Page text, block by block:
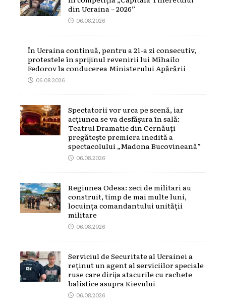
din Ucraina – 2026”
06.08.2026
În Ucraina continuă, pentru a 21-a zi consecutiv,
protestele în sprijinul revenirii lui Mîhailo
Fedorov la conducerea Ministerului Apărării
06.08.2026
Spectatorii vor urca pe scenă, iar
acțiunea se va desfășura în sală:
Teatrul Dramatic din Cernăuți
pregătește premiera inedită a
spectacolului „Madona Bucovineană”
06.08.2026
Regiunea Odesa: zeci de militari au
construit, timp de mai multe luni,
locuința comandantului unității
militare
06.08.2026
Serviciul de Securitate al Ucrainei a
reținut un agent al serviciilor speciale
ruse care dirija atacurile cu rachete
balistice asupra Kievului
06.08.2026